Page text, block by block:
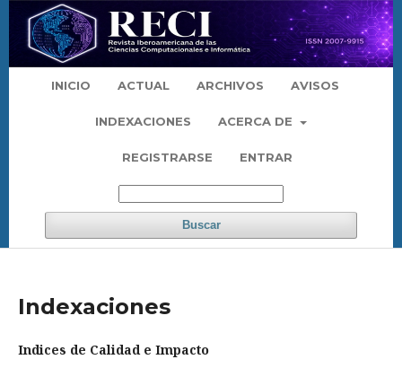
INICIO ACTUAL ARCHIVOS AVISOS
INDEXACIONES ACERCA DE
REGISTRARSE ENTRAR
Buscar
Indexaciones
Indices de Calidad e Impacto